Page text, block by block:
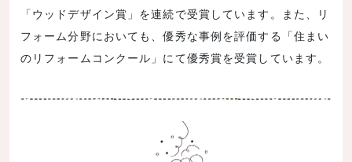
「ウッドデザイン賞」を連続で受賞しています。また、リ
フォーム分野においても、優秀な事例を評価する「住まい
のリフォームコンクール」にて優秀賞を受賞しています。